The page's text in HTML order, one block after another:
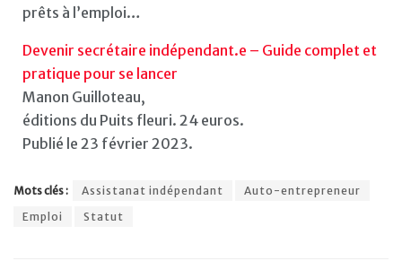
prêts à l’emploi…
Devenir secrétaire indépendant.e – Guide complet et
pratique pour se lancer
Manon Guilloteau,
éditions du Puits fleuri. 24 euros.
Publié le 23 février 2023.
Mots clés : Assistanat indépendant
Auto-entrepreneur
Emploi
Statut